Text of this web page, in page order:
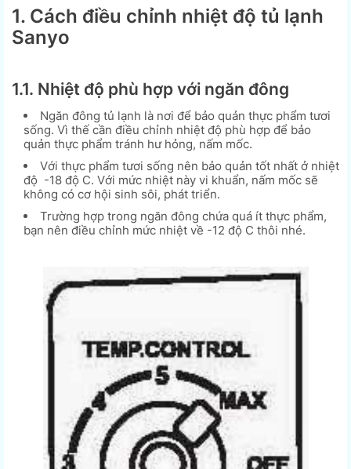
1. Cách điều chỉnh nhiệt độ tủ lạnh
Sanyo
1.1. Nhiệt độ phù hợp với ngăn đông
Ngăn đông tủ lạnh là nơi để bảo quản thực phẩm tươi
sống. Vì thế cần điều chỉnh nhiệt độ phù hợp để bảo
quản thực phẩm tránh hư hỏng, nấm mốc.
Với thực phẩm tươi sống nên bảo quản tốt nhất ở nhiệt
độ -18 độ C. Với mức nhiệt này vi khuẩn, nấm mốc sẽ
không có cơ hội sinh sôi, phát triển.
Trường hợp trong ngăn đông chứa quá ít thực phẩm,
bạn nên điều chỉnh mức nhiệt về -12 độ C thôi nhé.